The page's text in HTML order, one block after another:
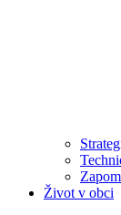
Život v obci